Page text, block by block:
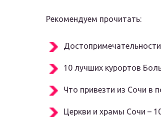
Рекомендуем прочитать:
10 лучших курортов
Что привезти из Сочи в
Церкви и храмы Сочи –